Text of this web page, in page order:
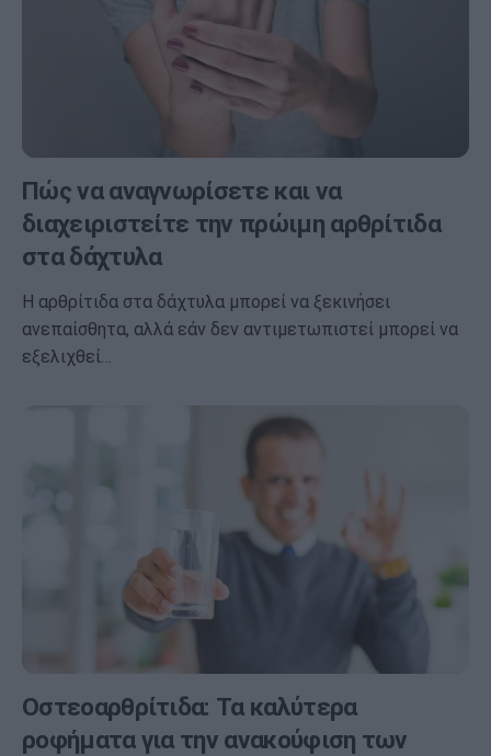
Πώς να αναγνωρίσετε και να
διαχειριστείτε την πρώιμη αρθρίτιδα
στα δάχτυλα
Η αρθρίτιδα στα δάχτυλα μπορεί να ξεκινήσει
ανεπαίσθητα, αλλά εάν δεν αντιμετωπιστεί μπορεί να
εξελιχθεί…
Οστεοαρθρίτιδα: Τα καλύτερα
ροφήματα για την ανακούφιση των